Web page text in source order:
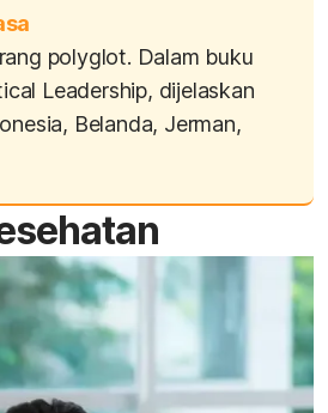
polyglot. Dalam buku
Leadership, dijelaskan
Belanda, Jerman,